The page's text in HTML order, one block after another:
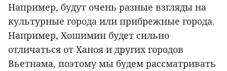
Например, будут очень разные взгляды на
культурные города или прибрежные города.
Например, Хошимин будет сильно
отличаться от Ханоя и других городов
Вьетнама, поэтому мы будем рассматривать